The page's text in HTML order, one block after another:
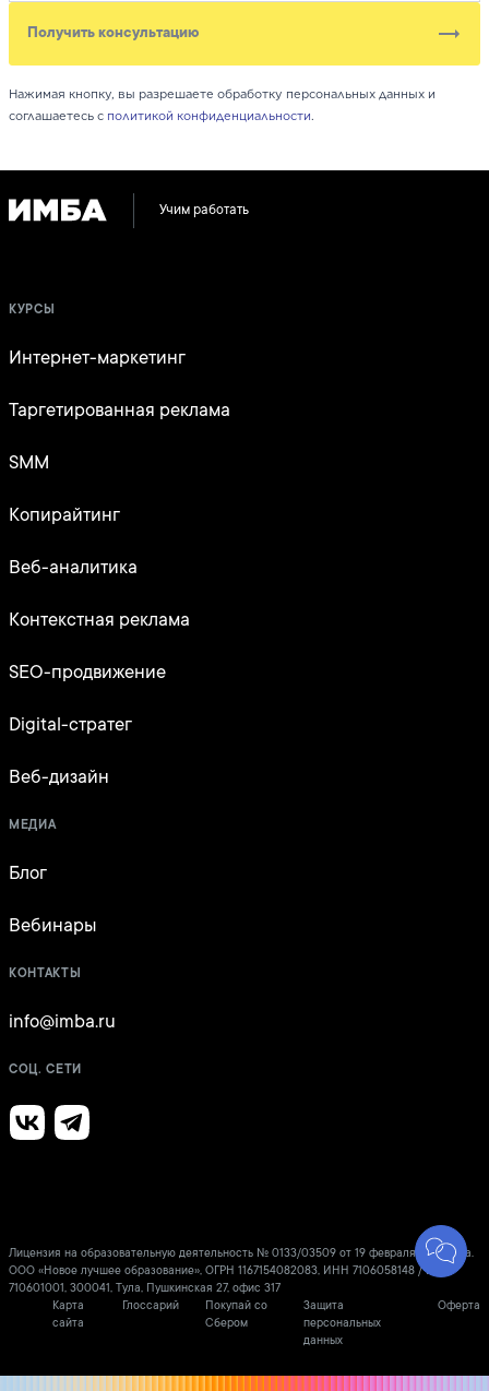
Получить консультацию
Нажимая кнопку, вы разрешаете обработку персональных данных и
соглашаетесь с политикой конфиденциальности.
Учим работать
КУРСЫ
Интернет-маркетинг
Таргетированная реклама
SMM
Копирайтинг
Веб-аналитика
Контекстная реклама
SEO-продвижение
Digital-стратег
Веб-дизайн
МЕДИА
Блог
Вебинары
КОНТАКТЫ
info@imba.ru
СОЦ. СЕТИ
Лицензия на образовательную деятельность № 0133/03509 от 19 февраля 2021 года.
ООО «Новое лучшее образование», ОГРН 1167154082083, ИНН 7106058148 / КПП
710601001, 300041, Тула, Пушкинская 27, офис 317
Карта
сайта
Глоссарий
Покупай со
Сбером
Защита
персональных
данных
Оферта